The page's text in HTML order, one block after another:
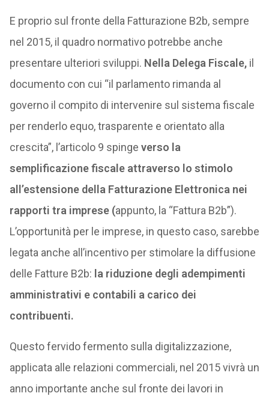
E proprio sul fronte della Fatturazione B2b, sempre
nel 2015, il quadro normativo potrebbe anche
presentare ulteriori sviluppi. Nella Delega Fiscale,il
documento con cui “il parlamento rimanda al
governo il compito di intervenire sul sistema fiscale
per renderlo equo, trasparente e orientato alla
crescita”, l’articolo 9 spinge verso la
semplificazione fiscale attraverso lo stimolo
all’estensione della Fatturazione Elettronica nei
rapporti tra imprese (appunto, la “Fattura B2b”).
L’opportunità per le imprese, in questo caso, sarebbe
legata anche all’incentivo per stimolare la diffusione
delle Fatture B2b: la riduzione degli adempimenti
amministrativi e contabili a carico dei
contribuenti.
Questo fervido fermento sulla digitalizzazione,
applicata alle relazioni commerciali, nel 2015 vivrà un
anno importante anche sul fronte dei lavori in